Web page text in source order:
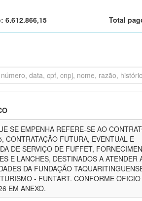
6.612.866,15 Total
SE EMPENHA REFERE-SE AO
CONTRATAÇÃO FUTURA, EVENTUAL E
DE SERVIÇO DE FUFFET,
E LANCHES, DESTINADOS A ATENDER
DA FUNDAÇÃO
- FUNTART. CONFORME OFICIO
EM ANEXO.